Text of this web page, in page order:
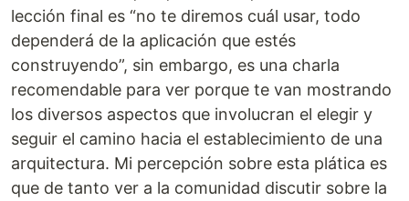
lección final es “no te diremos cuál usar, todo
dependerá de la aplicación que estés
construyendo”, sin embargo, es una charla
recomendable para ver porque te van mostrando
los diversos aspectos que involucran el elegir y
seguir el camino hacia el establecimiento de una
arquitectura. Mi percepción sobre esta plática es
que de tanto ver a la comunidad discutir sobre la